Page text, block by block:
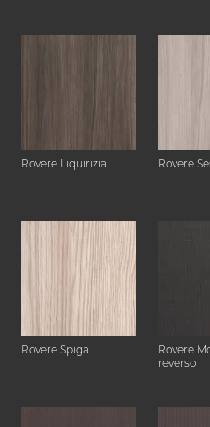
Rovere Liquirizia Rovere
Rovere Spiga
Rovere
reverso